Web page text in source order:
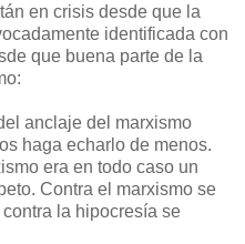
en crisis desde que la
identificada con
que buena parte de la
anclaje del marxismo
haga echarlo de menos.
era en todo caso un
Contra el marxismo se
la hipocresía se